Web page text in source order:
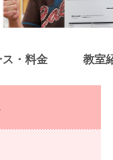
ス・料金 教室